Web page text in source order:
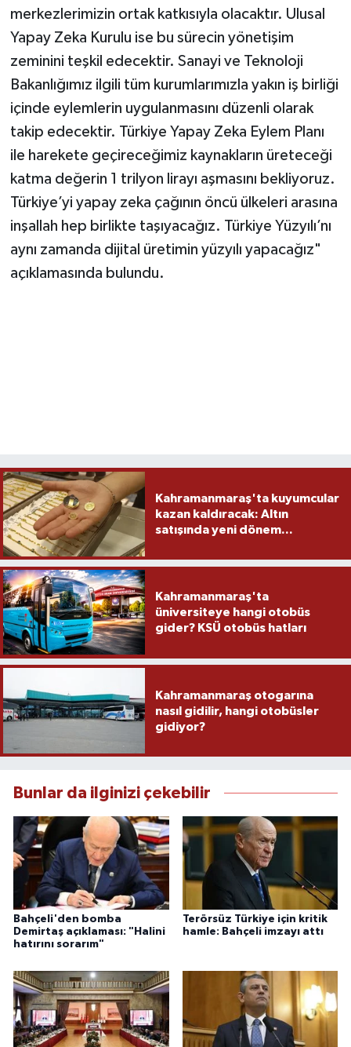
merkezlerimizin ortak katkısıyla olacaktır. Ulusal
Yapay Zeka Kurulu ise bu sürecin yönetişim
zeminini teşkil edecektir. Sanayi ve Teknoloji
Bakanlığımız ilgili tüm kurumlarımızla yakın iş birliği
içinde eylemlerin uygulanmasını düzenli olarak
takip edecektir. Türkiye Yapay Zeka Eylem Planı
ile harekete geçireceğimiz kaynakların üreteceği
katma değerin 1 trilyon lirayı aşmasını bekliyoruz.
Türkiye’yi yapay zeka çağının öncü ülkeleri arasına
inşallah hep birlikte taşıyacağız. Türkiye Yüzyılı’nı
aynı zamanda dijital üretimin yüzyılı yapacağız"
açıklamasında bulundu.
Kahramanmaraş'ta kuyumcular
kazan kaldıracak: Altın
satışında yeni dönem...
Kahramanmaraş'ta
üniversiteye hangi otobüs
gider? KSÜ otobüs hatları
Kahramanmaraş otogarına
nasıl gidilir, hangi otobüsler
gidiyor?
Bunlar da ilginizi çekebilir
Bahçeli'den bomba
Demirtaş açıklaması: "Halini
hatırını sorarım"
Terörsüz Türkiye için kritik
hamle: Bahçeli imzayı attı